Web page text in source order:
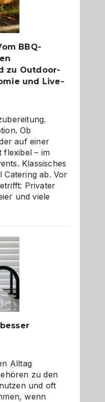
BBQ-
zu Outdoor-
und Live-
Ob
auf einer
flexibel – im
Klassisches
Catering ab. Vor
Privater
und viele
Alltag
zu den
und oft
wenn